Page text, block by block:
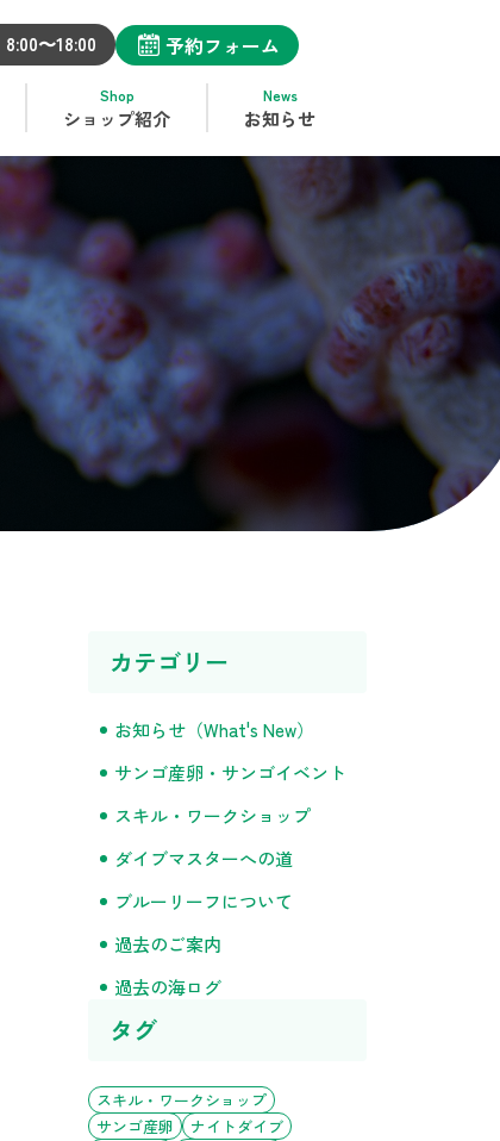
のファンダイビングショップです
8:00〜18:00 予約フォーム
Shop
ショップ紹介
News
お知らせ
カテゴリー
お知らせ（What's New）
サンゴ産卵・サンゴイベント
スキル・ワークショップ
ダイブマスターへの道
ブルーリーフについて
過去のご案内
過去の海ログ
タグ
スキル・ワークショップ
サンゴ産卵
ナイトダイブ